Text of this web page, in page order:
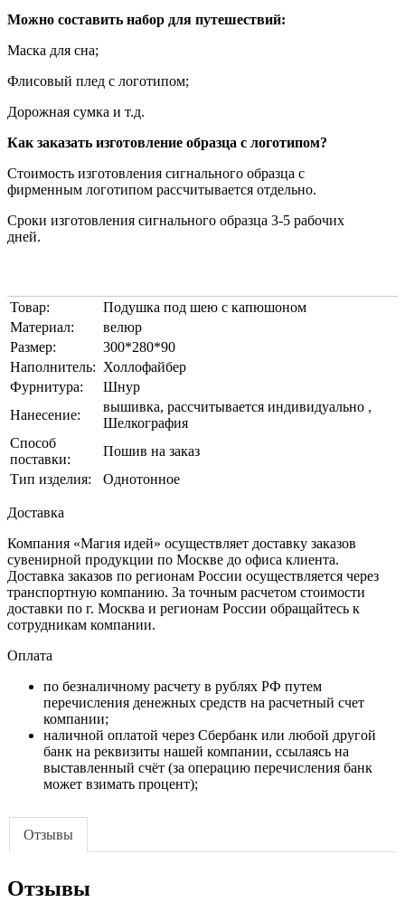
Можно составить набор для путешествий:
Маска для сна;
Флисовый плед с логотипом;
Дорожная сумка и т.д.
Как заказать изготовление образца с логотипом?
Стоимость изготовления сигнального образца с
фирменным логотипом рассчитывается отдельно.
Сроки изготовления сигнального образца 3-5 рабочих
дней.
Товар:
Подушка под шею с капюшоном
Материал:
велюр
Размер:
300*280*90
Наполнитель: Холлофайбер
Фурнитура:
Шнур
Нанесение:
вышивка, рассчитывается индивидуально ,
Шелкография
Способ
поставки:
Пошив на заказ
Тип изделия:
Однотонное
Доставка
Компания «Магия идей» осуществляет доставку заказов
сувенирной продукции по Москве до офиса клиента.
Доставка заказов по регионам России осуществляется через
транспортную компанию. За точным расчетом стоимости
доставки по г. Москва и регионам России обращайтесь к
сотрудникам компании.
Оплата
по безналичному расчету в рублях РФ путем
перечисления денежных средств на расчетный счет
компании;
наличной оплатой через Сбербанк или любой другой
банк на реквизиты нашей компании, ссылаясь на
выставленный счёт (за операцию перечисления банк
может взимать процент);
Отзывы
Отзывы